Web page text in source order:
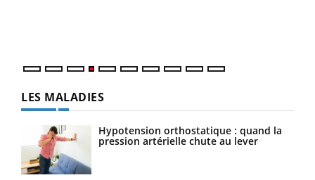
LES MALADIES
Hypotension orthostatique : quand la
pression artérielle chute au lever